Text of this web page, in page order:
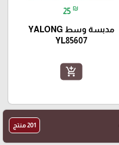
25 ₪
مدبسة وسط YALONG
YL85607
add_shopping_cart
201 منتج